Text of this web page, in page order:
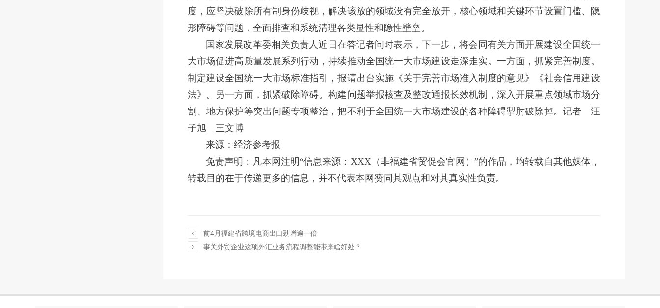
度，应坚决破除所有制身份歧视，解决该放的领域没有完全放开，核心领域和关键环节设置门槛、隐
形障碍等问题，全面排查和系统清理各类显性和隐性壁垒。
国家发展改革委相关负责人近日在答记者问时表示，下一步，将会同有关方面开展建设全国统一
大市场促进高质量发展系列行动，持续推动全国统一大市场建设走深走实。一方面，抓紧完善制度。
制定建设全国统一大市场标准指引，报请出台实施《关于完善市场准入制度的意见》《社会信用建设
法》。另一方面，抓紧破除障碍。构建问题举报核查及整改通报长效机制，深入开展重点领域市场分
割、地方保护等突出问题专项整治，把不利于全国统一大市场建设的各种障碍掣肘破除掉。记者 汪
子旭 王文博
来源： 经济参考报
免责声明：凡本网注明“信息来源：XXX（非福建省贸促会官网）”的作品，均转载自其他媒体，
转载目的在于传递更多的信息，并不代表本网赞同其观点和对其真实性负责。

前4月福建省跨境电商出口劲增逾一倍

事关外贸企业这项外汇业务流程调整能带来啥好处？